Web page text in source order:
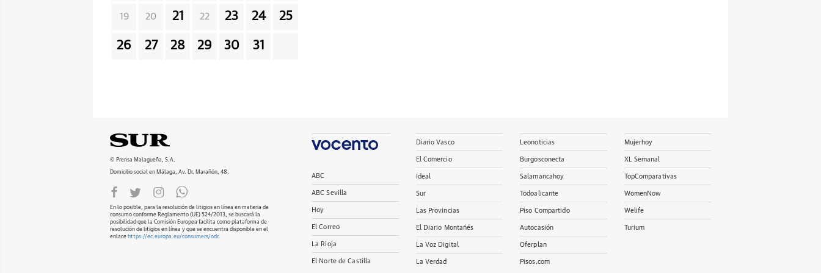
19 20 21 22 23 24 25
26 27 28 29 30 31
© Prensa Malagueña, S.A.
Domicilio social en Málaga, Av. Dr. Marañón, 48.
En lo posible, para la resolución de litigios en línea en materia de
consumo conforme Reglamento (UE) 524/2013, se buscará la
posibilidad que la Comisión Europea facilita como plataforma de
resolución de litigios en línea y que se encuentra disponible en el
enlace https://ec.europa.eu/consumers/odr.
ABC
ABC Sevilla
Hoy
El Correo
La Rioja
El Norte de Castilla
Diario Vasco
El Comercio
Ideal
Sur
Las Provincias
El Diario Montañés
La Voz Digital
La Verdad
Leonoticias
Burgosconecta
Salamancahoy
Todoalicante
Piso Compartido
Autocasión
Oferplan
Pisos.com
Mujerhoy
XL Semanal
TopComparativas
WomenNow
Welife
Turium